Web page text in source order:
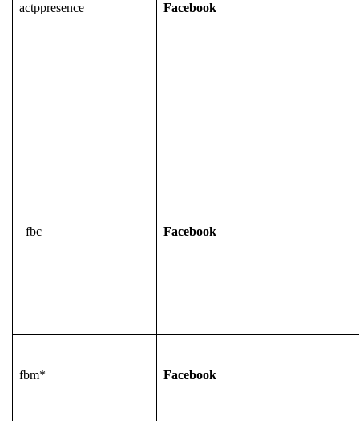
actppresence Facebook
_fbc Facebook
fbm* Facebook